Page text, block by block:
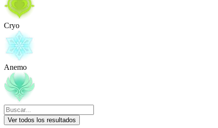
Cryo
Anemo
Ver todos los resultados